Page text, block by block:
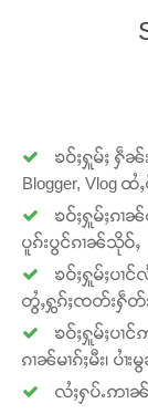
ၶဝ်ႈႁူမ်ႈ ႁဵၼ်
Blogger,
ၶဝ်ႈႁူမ်ႈၵၢ
ပူၵ်းပွင်ၵၢၼ်သိုဝ်ႇ
ၶဝ်ႈႁူမ်ႈပၢ
တွႆႇႁွၵ်ႈၸတ်းႁဵတ်
ၶဝ်ႈႁူမ်ႈပၢ
ၵၢၼ်မၢၵ်ႈမီး၊ ပ
လႆႈႁပ်ႉဢၢ